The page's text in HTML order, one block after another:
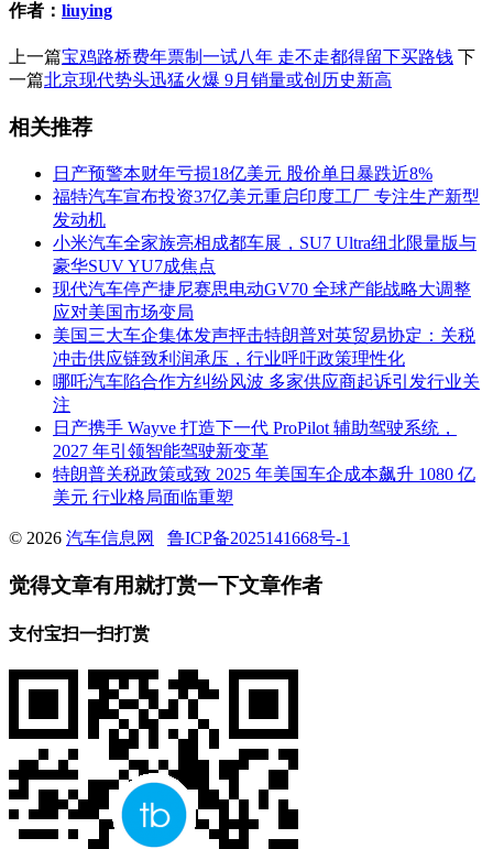
作者： liuying
上一篇宝鸡路桥费年票制一试八年 走不走都得留下买路钱 下
一篇北京现代势头迅猛火爆 9月销量或创历史新高
相关推荐
日产预警本财年亏损18亿美元 股价单日暴跌近8%
福特汽车宣布投资37亿美元重启印度工厂 专注生产新型
发动机
小米汽车全家族亮相成都车展，SU7 Ultra纽北限量版与
豪华SUV YU7成焦点
现代汽车停产捷尼赛思电动GV70 全球产能战略大调整
应对美国市场变局
美国三大车企集体发声抨击特朗普对英贸易协定：关税
冲击供应链致利润承压，行业呼吁政策理性化
哪吒汽车陷合作方纠纷风波 多家供应商起诉引发行业关
注
日产携手 Wayve 打造下一代 ProPilot 辅助驾驶系统，
2027 年引领智能驾驶新变革
特朗普关税政策或致 2025 年美国车企成本飙升 1080 亿
美元 行业格局面临重塑
© 2026 汽车信息网 鲁ICP备2025141668号-1
觉得文章有用就打赏一下文章作者
支付宝扫一扫打赏